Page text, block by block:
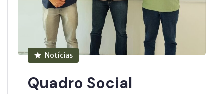
Notícias
Quadro Social